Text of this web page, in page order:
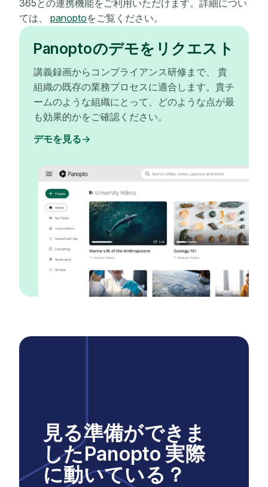
365との連携機能をご利用いただけます。詳細につい
ては、 panoptoをご覧ください。
Panoptoのデモをリクエスト
講義録画からコンプライアンス研修まで、 貴
組織の既存の業務プロセスに適合します。貴チ
ームのような組織にとって、どのような点が最
も効果的かをご確認ください。
デモを見る
見る準備ができま
したPanopto 実際
に動いている？